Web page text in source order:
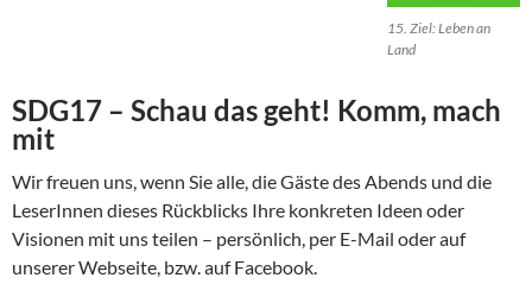
15. Ziel: Leben an
Land
SDG17 – Schau das geht! Komm, mach
mit
Wir freuen uns, wenn Sie alle, die Gäste des Abends und die
LeserInnen dieses Rückblicks Ihre konkreten Ideen oder
Visionen mit uns teilen – persönlich, per E-Mail oder auf
unserer Webseite, bzw. auf Facebook.